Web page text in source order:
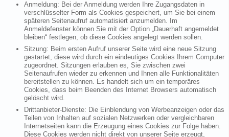
Anmeldung: Bei der Anmeldung werden Ihre Zugangsdaten in
verschlüsselter Form als Cookies gespeichert, um Sie bei einem
späteren Seitenaufruf automatisiert anzumelden. Im
Anmeldefenster können Sie mit der Option „Dauerhaft angemeldet
bleiben“ festlegen, ob diese Cookies angelegt werden sollen.
Sitzung: Beim ersten Aufruf unserer Seite wird eine neue Sitzung
gestartet, diese wird durch ein eindeutiges Cookies Ihrem Computer
zugeordnet. Sitzungen erlauben es, Sie zwischen zwei
Seitenaufrufen wieder zu erkennen und Ihnen alle Funktionalitäten
bereitstellen zu können. Es handelt sich um ein temporäres
Cookies, dass beim Beenden des Internet Browsers automatisch
gelöscht wird.
Drittanbieter-Dienste: Die Einblendung von Werbeanzeigen oder das
Teilen von Inhalten auf sozialen Netzwerken oder vergleichbaren
Internetseiten kann die Erzeugung eines Cookies zur Folge haben.
Diese Cookies werden nicht direkt von unserer Seite erzeugt,